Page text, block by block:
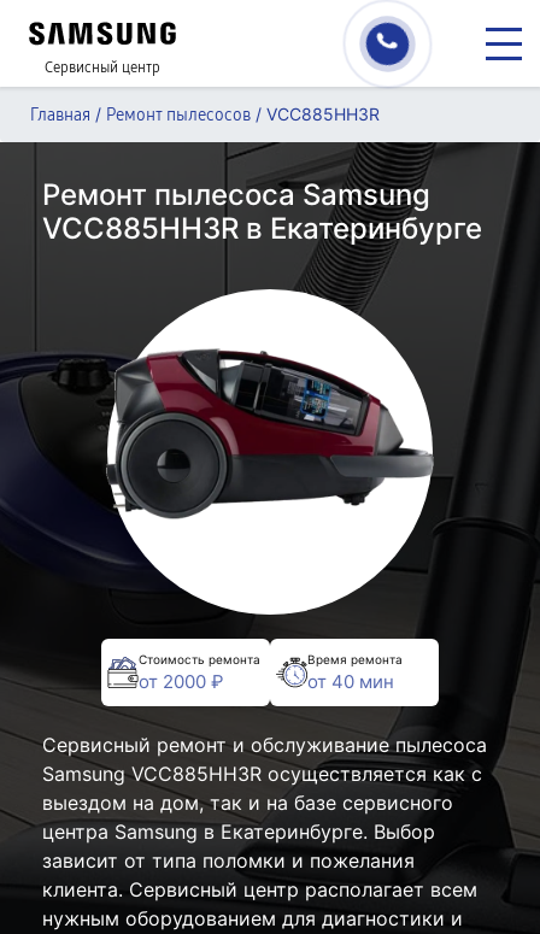
Сервисный центр
Главная / Ремонт пылесосов / VCC885HH3R
Ремонт пылесоса Samsung
VCC885HH3R в Екатеринбурге
Стоимость ремонта
от 2000 ₽
Время ремонта
от 40 мин
Сервисный ремонт и обслуживание пылесоса
Samsung VCC885HH3R осуществляется как с
выездом на дом, так и на базе сервисного
центра Samsung в Екатеринбурге. Выбор
зависит от типа поломки и пожелания
клиента. Сервисный центр располагает всем
нужным оборудованием для диагностики и